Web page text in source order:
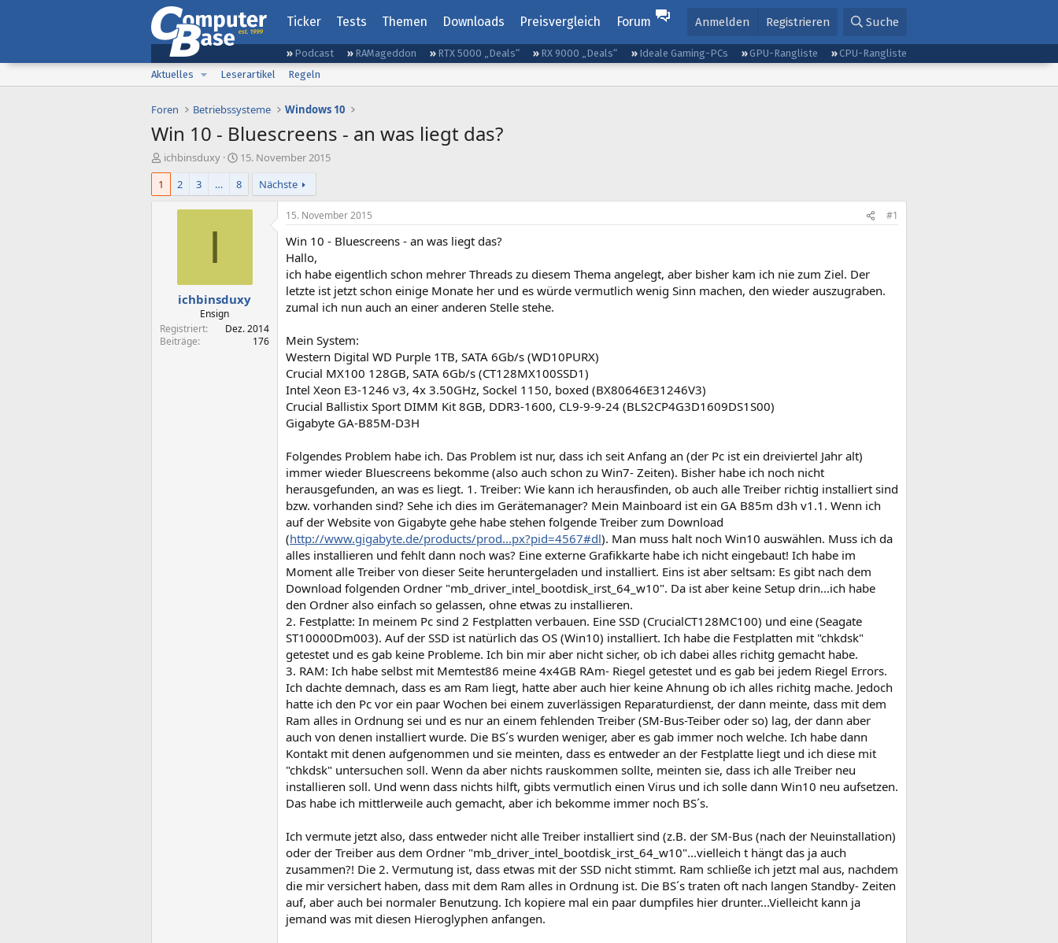
Ticker Tests Themen Downloads Preisvergleich Forum Anmelden Registrieren Suche
Podcast RAMageddon RTX 5000 „Deals“ RX 9000 „Deals“ Ideale Gaming-PCs GPU-Rangliste
CPU-Rangliste
Aktuelles
Leserartikel Regeln
Foren Betriebssysteme Windows 10
Win 10 - Bluescreens - an was liegt das?
E
r
t
ichbinsduxy
E
r
s
t
e
m
15. November 2015
1
2 3 … 8 Nächste
I
ichbinsduxy
Ensign
Registriert
Dez. 2014
Beiträge
176
15. November 2015 #1
Win 10 - Bluescreens - an was liegt das?
Hallo,
ich habe eigentlich schon mehrer Threads zu diesem Thema angelegt, aber bisher kam ich nie zum Ziel. Der
letzte ist jetzt schon einige Monate her und es würde vermutlich wenig Sinn machen, den wieder auszugraben.
zumal ich nun auch an einer anderen Stelle stehe.
Mein System:
Western Digital WD Purple 1TB, SATA 6Gb/s (WD10PURX)
Crucial MX100 128GB, SATA 6Gb/s (CT128MX100SSD1)
Intel Xeon E3-1246 v3, 4x 3.50GHz, Sockel 1150, boxed (BX80646E31246V3)
Crucial Ballistix Sport DIMM Kit 8GB, DDR3-1600, CL9-9-9-24 (BLS2CP4G3D1609DS1S00)
Gigabyte GA-B85M-D3H
Folgendes Problem habe ich. Das Problem ist nur, dass ich seit Anfang an (der Pc ist ein dreiviertel Jahr alt)
immer wieder Bluescreens bekomme (also auch schon zu Win7- Zeiten). Bisher habe ich noch nicht
herausgefunden, an was es liegt. 1. Treiber: Wie kann ich herausfinden, ob auch alle Treiber richtig installiert sind
bzw. vorhanden sind? Sehe ich dies im Gerätemanager? Mein Mainboard ist ein GA B85m d3h v1.1. Wenn ich
auf der Website von Gigabyte gehe habe stehen folgende Treiber zum Download
(http://www.gigabyte.de/products/prod...px?pid=4567#dl). Man muss halt noch Win10 auswählen. Muss ich da
alles installieren und fehlt dann noch was? Eine externe Grafikkarte habe ich nicht eingebaut! Ich habe im
Moment alle Treiber von dieser Seite heruntergeladen und installiert. Eins ist aber seltsam: Es gibt nach dem
Download folgenden Ordner "mb_driver_intel_bootdisk_irst_64_w10". Da ist aber keine Setup drin...ich habe
den Ordner also einfach so gelassen, ohne etwas zu installieren.
2. Festplatte: In meinem Pc sind 2 Festplatten verbauen. Eine SSD (CrucialCT128MC100) und eine (Seagate
ST10000Dm003). Auf der SSD ist natürlich das OS (Win10) installiert. Ich habe die Festplatten mit "chkdsk"
getestet und es gab keine Probleme. Ich bin mir aber nicht sicher, ob ich dabei alles richitg gemacht habe.
3. RAM: Ich habe selbst mit Memtest86 meine 4x4GB RAm- Riegel getestet und es gab bei jedem Riegel Errors.
Ich dachte demnach, dass es am Ram liegt, hatte aber auch hier keine Ahnung ob ich alles richitg mache. Jedoch
hatte ich den Pc vor ein paar Wochen bei einem zuverlässigen Reparaturdienst, der dann meinte, dass mit dem
Ram alles in Ordnung sei und es nur an einem fehlenden Treiber (SM-Bus-Teiber oder so) lag, der dann aber
auch von denen installiert wurde. Die BS´s wurden weniger, aber es gab immer noch welche. Ich habe dann
Kontakt mit denen aufgenommen und sie meinten, dass es entweder an der Festplatte liegt und ich diese mit
"chkdsk" untersuchen soll. Wenn da aber nichts rauskommen sollte, meinten sie, dass ich alle Treiber neu
installieren soll. Und wenn dass nichts hilft, gibts vermutlich einen Virus und ich solle dann Win10 neu aufsetzen.
Das habe ich mittlerweile auch gemacht, aber ich bekomme immer noch BS´s.
Ich vermute jetzt also, dass entweder nicht alle Treiber installiert sind (z.B. der SM-Bus (nach der Neuinstallation)
oder der Treiber aus dem Ordner "mb_driver_intel_bootdisk_irst_64_w10"...vielleich t hängt das ja auch
zusammen?! Die 2. Vermutung ist, dass etwas mit der SSD nicht stimmt. Ram schließe ich jetzt mal aus, nachdem
die mir versichert haben, dass mit dem Ram alles in Ordnung ist. Die BS´s traten oft nach langen Standby- Zeiten
auf, aber auch bei normaler Benutzung. Ich kopiere mal ein paar dumpfiles hier drunter...Vielleicht kann ja
jemand was mit diesen Hieroglyphen anfangen.